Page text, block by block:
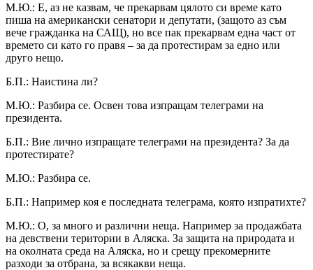
М.Ю.: Е, аз не казвам, че прекарвам цялото си време като
пиша на американски сенатори и депутати, (защото аз съм
вече гражданка на САЩ), но все пак прекарвам една част от
времето си като го правя – за да протестирам за едно или
друго нещо.
Б.П.: Наистина ли?
М.Ю.: Разбира се. Освен това изпращам телеграми на
президента.
Б.П.: Вие лично изпращате телеграми на президента? За да
протестирате?
М.Ю.: Разбира се.
Б.П.: Например коя е последната телеграма, която изпратихте?
М.Ю.: О, за много и различни неща. Например за продажбата
на девствени територии в Аляска. За защита на природата и
на околната среда на Аляска, но и срещу прекомерните
разходи за отбрана, за всякакви неща.